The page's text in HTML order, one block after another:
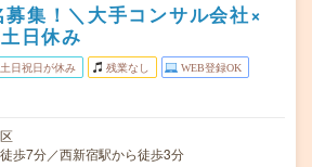
集！＼大手コンサル会社×
日休み
土日祝日が休み 残業なし WEB登録OK
歩7分／西新宿駅から徒歩3分